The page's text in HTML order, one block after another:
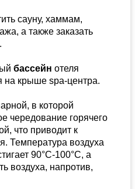
сауну, хаммам,
а также заказать
бассейн отеля
на крыше spa-центра.
в которой
чередование горячего
что приводит к
Температура воздуха
90°С-100°С, а
воздуха, напротив,